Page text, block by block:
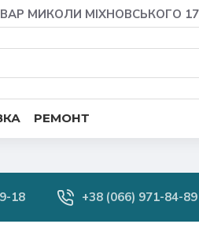
МИКОЛИ МІХНОВСЬКОГО
РЕМОНТ
18 +38 (066) 971-84-89